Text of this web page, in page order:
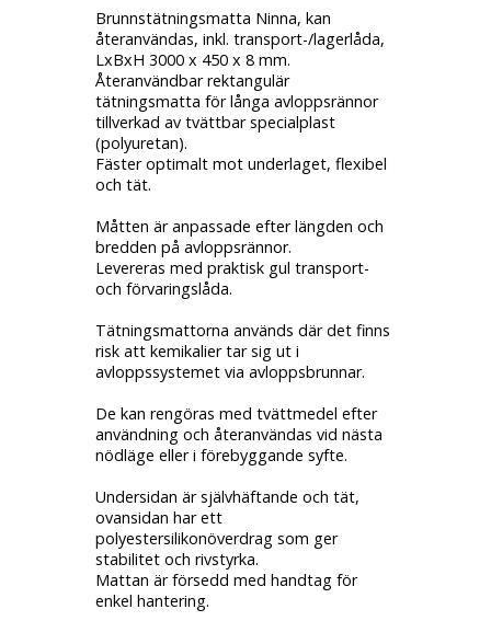
Brunnstätningsmatta Ninna, kan
återanvändas, inkl. transport-/lagerlåda,
LxBxH 3000 x 450 x 8 mm.
Återanvändbar rektangulär
tätningsmatta för långa avloppsrännor
tillverkad av tvättbar specialplast
(polyuretan).
Fäster optimalt mot underlaget, flexibel
och tät.
Måtten är anpassade efter längden och
bredden på avloppsrännor.
Levereras med praktisk gul transport-
och förvaringslåda.
Tätningsmattorna används där det finns
risk att kemikalier tar sig ut i
avloppssystemet via avloppsbrunnar.
De kan rengöras med tvättmedel efter
användning och återanvändas vid nästa
nödläge eller i förebyggande syfte.
Undersidan är självhäftande och tät,
ovansidan har ett
polyestersilikonöverdrag som ger
stabilitet och rivstyrka.
Mattan är försedd med handtag för
enkel hantering.